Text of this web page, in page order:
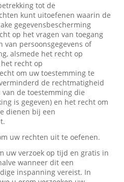
tot de
kunt uitoefenen waarin de
gegevensbescherming
op het vragen van toegang
van persoonsgegevens of
alsmede het recht op
recht op
om uw toestemming te
de rechtmatigheid
de toestemming die
is gegeven) en het recht om
dienen bij een
uw rechten uit te oefenen.
uw verzoek op tijd en gratis in
wanneer dit een
inspanning vereist. In